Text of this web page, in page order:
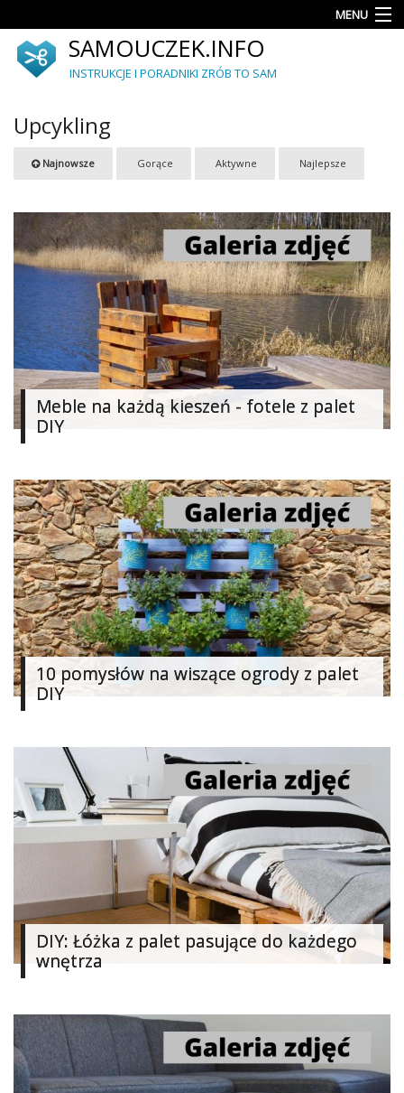
MENU
Porady
dodatki
Ogród
Dekoracje
i
ozdoby
Meble
Autorskie
projekty
Dziecko
minut
Biżuteria
Szydełkowanie
Filc
Soutache
Zabawki
Malarstwo
ryunek
Najlepsze
Dodaj
«
Dodaj
Dodaj
Dodaj
artykuł
Dodaj
galerię
SAMOUCZEK.INFO
INSTRUKCJE I PORADNIKI ZRÓB TO SAM
Upcykling
Najnowsze Gorące Aktywne Najlepsze
Meble na każdą kieszeń - fotele z palet
DIY
10 pomysłów na wiszące ogrody z palet
DIY
DIY: Łóżka z palet pasujące do każdego
wnętrza